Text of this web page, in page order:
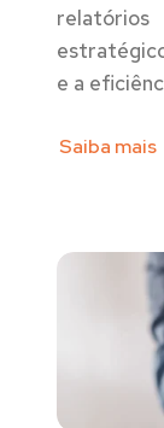
e a
Saiba mais